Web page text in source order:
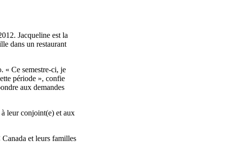
Jacqueline est la
dans un restaurant
« Ce semestre-ci, je
période », confie
aux demandes
à leurconjoint(e) et aux
Canada et leurs familles